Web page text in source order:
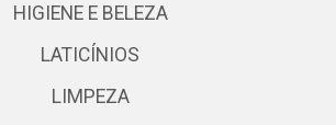
HIGIENE E BELEZA
LATICÍNIOS
LIMPEZA